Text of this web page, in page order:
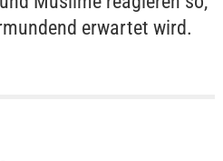
erwartet wird.